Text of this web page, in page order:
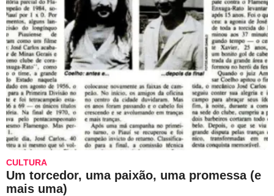
CULTURA
Um torcedor, uma paixão, uma promessa (e
mais uma)